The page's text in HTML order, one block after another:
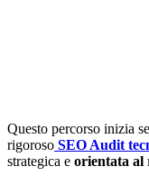
Questo percorso inizia
rigoroso SEO Audit
strategica e orientata al